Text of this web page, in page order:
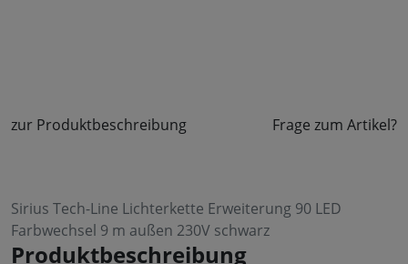
zur Produktbeschreibung Frage zum Artikel?
Sirius Tech-Line Lichterkette Erweiterung 90 LED
Farbwechsel 9 m außen 230V schwarz
Produktbeschreibung